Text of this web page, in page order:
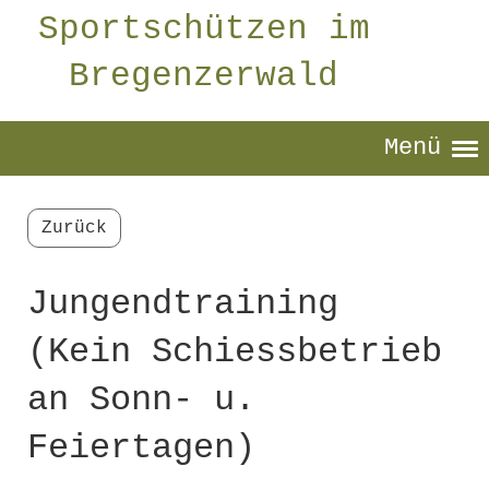
Sportschützen im
Bregenzerwald
Menü
Zurück
Jungendtraining
(Kein Schiessbetrieb
an Sonn- u.
Feiertagen)